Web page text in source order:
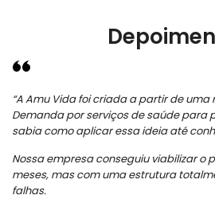
“A Amu Vida foi criada a partir de
Demanda por serviços de saúde para
sabia como aplicar essa ideia até
Nossa empresa conseguiu viabilizar o
meses, mas com uma estrutura
falhas.